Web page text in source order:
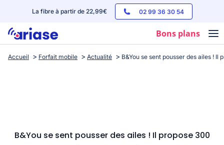
La fibre à partir de 22,99€ 02 99 36 30 54
Bons plans
Box internet
Accueil Forfait mobile Actualité B&You se sent pousser des ailes !
B&You se sent pousser des ailes ! Il propose 300